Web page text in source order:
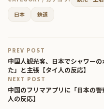
日本
鉄道
PREV POST
中国人観光客、日本でシャワー
た」と主張【タイ人の反応】
NEXT POST
中国のフリマアプリに「日本の
人の反応】